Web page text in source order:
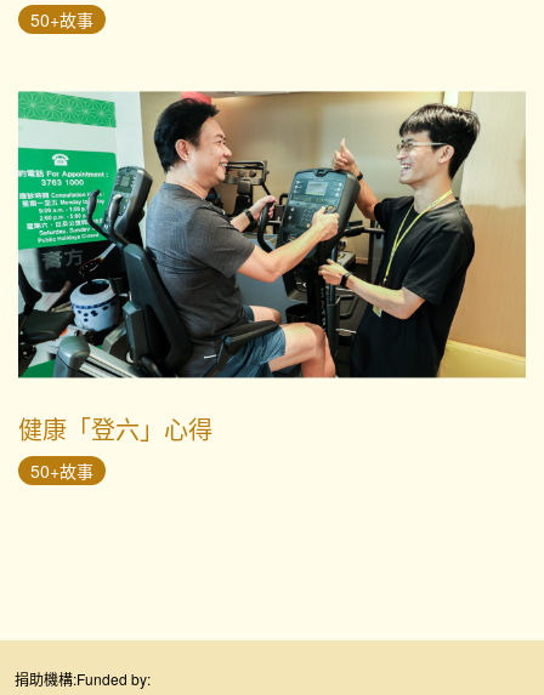
50+故事
健康「登六」心得
50+故事
捐助機構:Funded by: